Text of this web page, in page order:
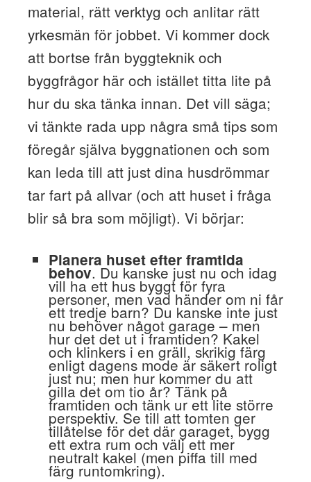
material, rätt verktyg och anlitar rätt
yrkesmän för jobbet. Vi kommer dock
att bortse från byggteknik och
byggfrågor här och istället titta lite på
hur du ska tänka innan. Det vill säga;
vi tänkte rada upp några små tips som
föregår själva byggnationen och som
kan leda till att just dina husdrömmar
tar fart på allvar (och att huset i fråga
blir så bra som möjligt). Vi börjar:
Planera huset efter framtida
behov. Du kanske just nu och idag
vill ha ett hus byggt för fyra
personer, men vad händer om ni får
ett tredje barn? Du kanske inte just
nu behöver något garage – men
hur det det ut i framtiden? Kakel
och klinkers i en gräll, skrikig färg
enligt dagens mode är säkert roligt
just nu; men hur kommer du att
gilla det om tio år? Tänk på
framtiden och tänk ur ett lite större
perspektiv. Se till att tomten ger
tillåtelse för det där garaget, bygg
ett extra rum och välj ett mer
neutralt kakel (men piffa till med
färg runtomkring).